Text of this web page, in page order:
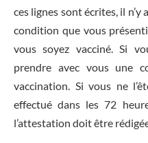
ces lignes sont écrites, il n’y
condition que vous
vous soyez vacciné. Si
prendre avec vous une
vaccination. Si vous ne
effectué dans les 72
l’attestation doit être